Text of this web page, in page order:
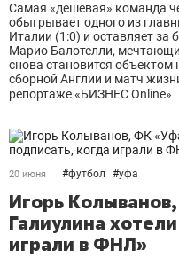
Самая «дешевая» команда
обыгрывает одного из
Италии (1:0) и оставляет за
Марио Балотелли,
снова становится
сборной Англии и матч
репортаже «БИЗНЕС Online»
20 июня #футбол #уфа
Игорь
Галиулина
играли в ФНЛ»